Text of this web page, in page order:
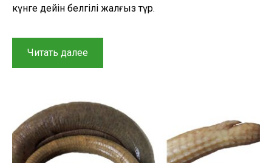
күнге дейін белгілі жалғыз түр.
Читать далее
таспа
өртенген
жерінен
табылған
түрлі